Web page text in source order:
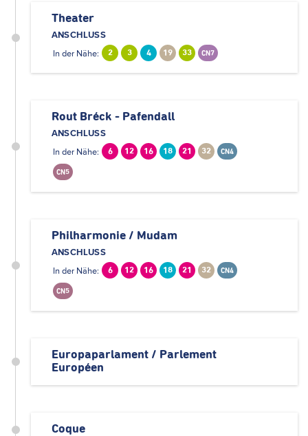
Theater
ANSCHLUSS
In der Nähe:
2 3 4 19 33 CN7
Rout Bréck - Pafendall
ANSCHLUSS
In der Nähe:
6 12 16 18 21 32 CN4
CN5
Philharmonie / Mudam
ANSCHLUSS
In der Nähe:
6 12 16 18 21 32 CN4
CN5
Europaparlament / Parlement
Européen
Coque